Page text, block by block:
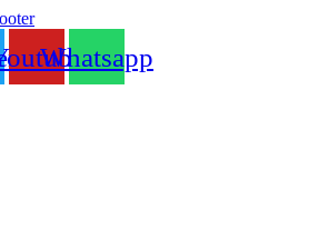
Whatsapp